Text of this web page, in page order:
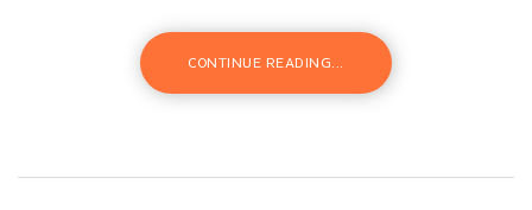
CONTINUE READING...